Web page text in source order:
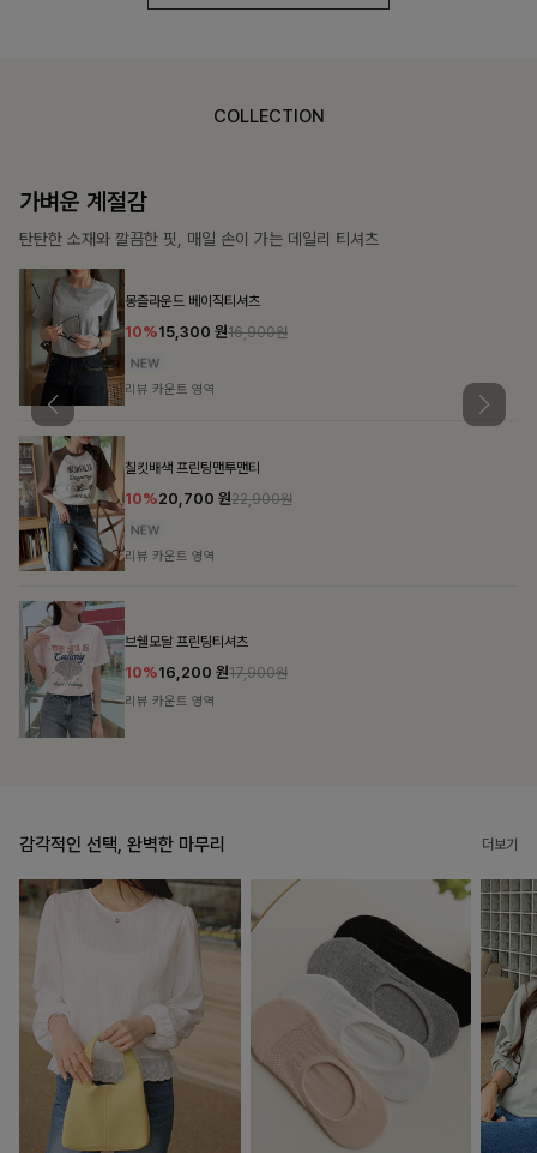
COLLECTION
가장 쉬운 코디
특별한 날부터 일상까지 함께하는 룩
57,600
밴스트라이프 스트링원피스
25%35,100 원46,800원
리뷰 카운트 영역
감각적인 선택, 완벽한 마무리 더보기